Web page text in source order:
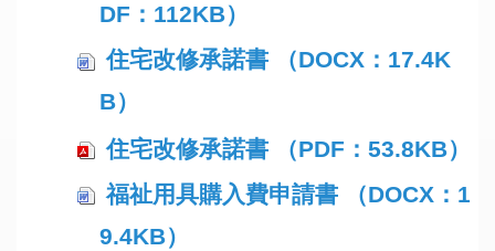
DF：112KB）
住宅改修承諾書 （DOCX：17.4K
B）
住宅改修承諾書 （PDF：53.8KB）
福祉用具購入費申請書 （DOCX：1
9.4KB）